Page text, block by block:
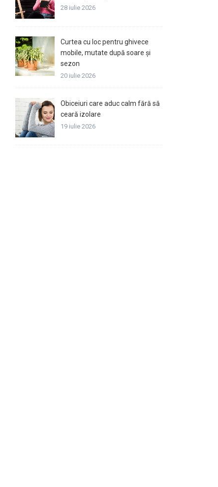
28 iulie 2026
Curtea cu loc pentru ghivece
mobile, mutate după soare și
sezon
20 iulie 2026
Obiceiuri care aduc calm fără să
ceară izolare
19 iulie 2026